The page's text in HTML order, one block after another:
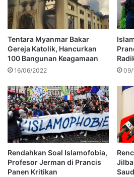
Tentara Myanmar Bakar
Gereja Katolik, Hancurkan
100 Bangunan Keagamaan
16/06/2022 09/
Rendahkan Soal Islamofobia,
Profesor Jerman di Prancis
Panen Kritikan